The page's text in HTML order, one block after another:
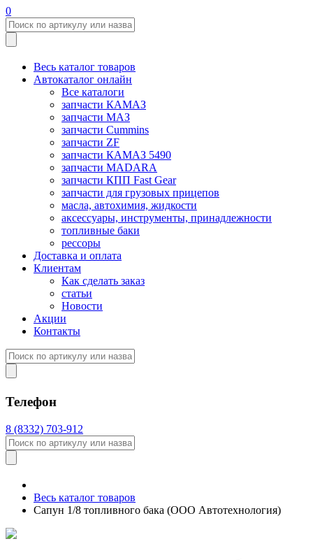
0
Весь каталог товаров
Автокаталог онлайн
Все каталоги
запчасти КАМАЗ
запчасти МАЗ
запчасти Cummins
запчасти ZF
запчасти КАМАЗ 5490
запчасти MADARA
запчасти КПП Fast Gear
запчасти для грузовых прицепов
масла, автохимия, жидкости
аксессуары, инструменты, принадлежности
топливные баки
рессоры
Доставка и оплата
Клиентам
Как сделать заказ
статьи
Новости
Акции
Контакты
Телефон
8 (8332) 703-912
Весь каталог товаров
Сапун 1/8 топливного бака (ООО Автотехнология)